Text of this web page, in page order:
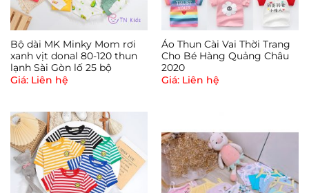
Bộ dài MK Minky Mom rơi
xanh vịt donal 80-120 thun
lạnh Sài Gòn lố 25 bộ
Giá: Liên hệ
Áo Thun Cài Vai Thời Trang
Cho Bé Hàng Quảng Châu
2020
Giá: Liên hệ